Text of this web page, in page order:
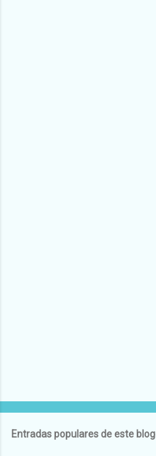
Entradas populares de este blog